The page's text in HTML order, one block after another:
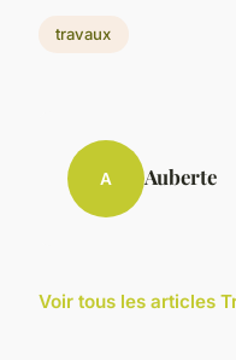
travaux
A Auberte
Voir tous les articles